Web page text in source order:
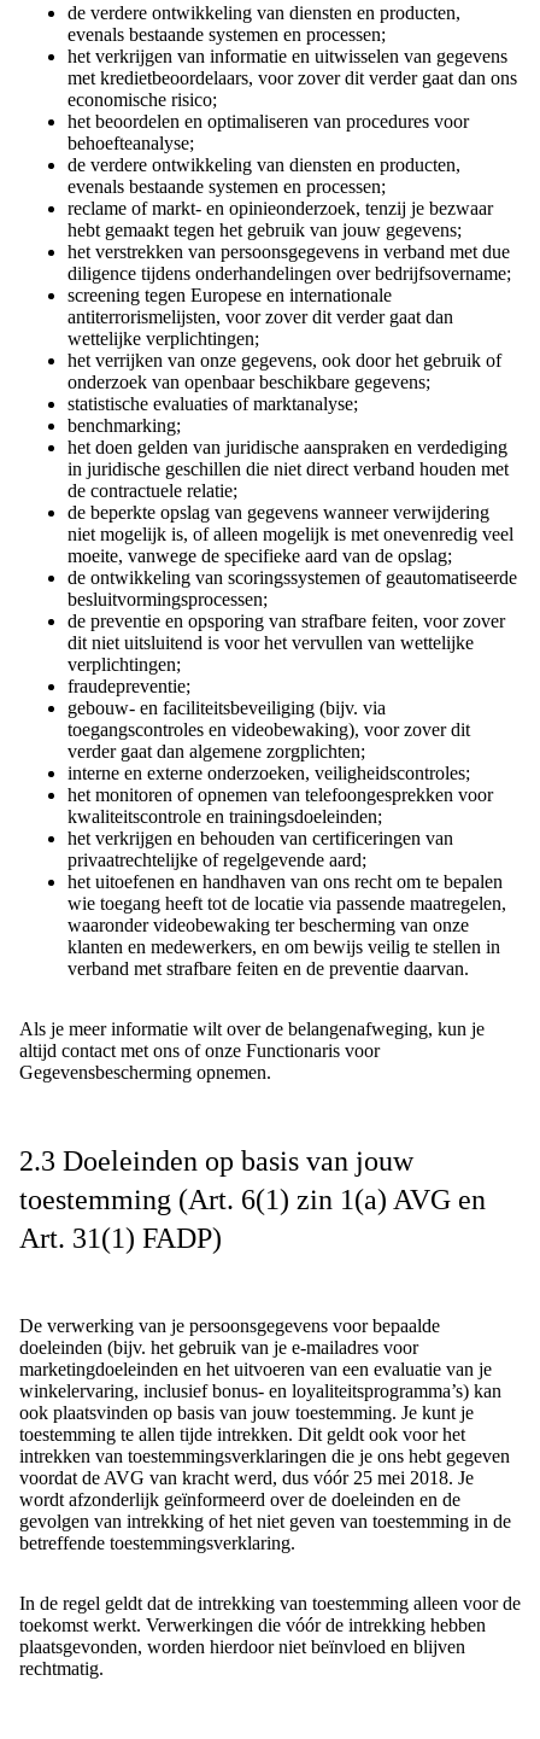
de verdere ontwikkeling van diensten en producten,
evenals bestaande systemen en processen;
het verkrijgen van informatie en uitwisselen van gegevens
met kredietbeoordelaars, voor zover dit verder gaat dan ons
economische risico;
het beoordelen en optimaliseren van procedures voor
behoefteanalyse;
de verdere ontwikkeling van diensten en producten,
evenals bestaande systemen en processen;
reclame of markt- en opinieonderzoek, tenzij je bezwaar
hebt gemaakt tegen het gebruik van jouw gegevens;
het verstrekken van persoonsgegevens in verband met due
diligence tijdens onderhandelingen over bedrijfsovername;
screening tegen Europese en internationale
antiterrorismelijsten, voor zover dit verder gaat dan
wettelijke verplichtingen;
het verrijken van onze gegevens, ook door het gebruik of
onderzoek van openbaar beschikbare gegevens;
statistische evaluaties of marktanalyse;
benchmarking;
het doen gelden van juridische aanspraken en verdediging
in juridische geschillen die niet direct verband houden met
de contractuele relatie;
de beperkte opslag van gegevens wanneer verwijdering
niet mogelijk is, of alleen mogelijk is met onevenredig veel
moeite, vanwege de specifieke aard van de opslag;
de ontwikkeling van scoringssystemen of geautomatiseerde
besluitvormingsprocessen;
de preventie en opsporing van strafbare feiten, voor zover
dit niet uitsluitend is voor het vervullen van wettelijke
verplichtingen;
fraudepreventie;
gebouw- en faciliteitsbeveiliging (bijv. via
toegangscontroles en videobewaking), voor zover dit
verder gaat dan algemene zorgplichten;
interne en externe onderzoeken, veiligheidscontroles;
het monitoren of opnemen van telefoongesprekken voor
kwaliteitscontrole en trainingsdoeleinden;
het verkrijgen en behouden van certificeringen van
privaatrechtelijke of regelgevende aard;
het uitoefenen en handhaven van ons recht om te bepalen
wie toegang heeft tot de locatie via passende maatregelen,
waaronder videobewaking ter bescherming van onze
klanten en medewerkers, en om bewijs veilig te stellen in
verband met strafbare feiten en de preventie daarvan.
Als je meer informatie wilt over de belangenafweging, kun je
altijd contact met ons of onze Functionaris voor
Gegevensbescherming opnemen.
2.3 Doeleinden op basis van jouw
toestemming (Art. 6(1) zin 1(a) AVG en
Art. 31(1) FADP)
De verwerking van je persoonsgegevens voor bepaalde
doeleinden (bijv. het gebruik van je e-mailadres voor
marketingdoeleinden en het uitvoeren van een evaluatie van je
winkelervaring, inclusief bonus- en loyaliteitsprogramma’s) kan
ook plaatsvinden op basis van jouw toestemming. Je kunt je
toestemming te allen tijde intrekken. Dit geldt ook voor het
intrekken van toestemmingsverklaringen die je ons hebt gegeven
voordat de AVG van kracht werd, dus vóór 25 mei 2018. Je
wordt afzonderlijk geïnformeerd over de doeleinden en de
gevolgen van intrekking of het niet geven van toestemming in de
betreffende toestemmingsverklaring.
In de regel geldt dat de intrekking van toestemming alleen voor de
toekomst werkt. Verwerkingen die vóór de intrekking hebben
plaatsgevonden, worden hierdoor niet beïnvloed en blijven
rechtmatig.